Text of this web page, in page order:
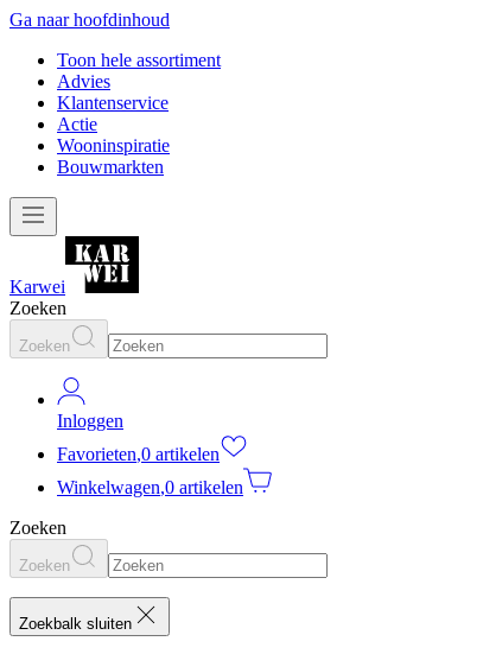
Ga naar hoofdinhoud
Toon hele assortiment
Advies
Klantenservice
Actie
Wooninspiratie
Bouwmarkten
Karwei
Zoeken
Zoeken
Inloggen
Favorieten,0 artikelen
Winkelwagen,0 artikelen
Zoeken
Zoeken
Zoekbalk sluiten